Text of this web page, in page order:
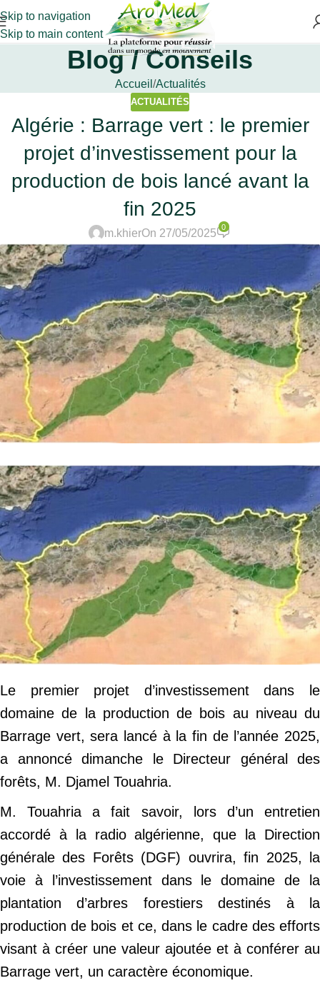
Skip to navigation
Skip to main content
Blog / Conseils
Accueil Actualités
ACTUALITÉS
Algérie : Barrage vert : le premier
projet d’investissement pour la
production de bois lancé avant la
fin 2025
m.khierOn 27/05/2025
0
Le premier projet d’investissement dans le
domaine de la production de bois au niveau du
Barrage vert, sera lancé à la fin de l’année 2025,
a annoncé dimanche le Directeur général des
forêts, M. Djamel Touahria.
M. Touahria a fait savoir, lors d’un entretien
accordé à la radio algérienne, que la Direction
générale des Forêts (DGF) ouvrira, fin 2025, la
voie à l’investissement dans le domaine de la
plantation d’arbres forestiers destinés à la
production de bois et ce, dans le cadre des efforts
visant à créer une valeur ajoutée et à conférer au
Barrage vert, un caractère économique.